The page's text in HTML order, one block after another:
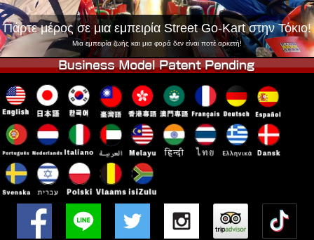
Τόκιο Σιμπούγια Annex Τόκιο Κόλπος
Τόκιο Ασακούσα Οσάκα
Οκινάουα
Πάρτε μέρος σε μια εμπειρία Street Go-Kart στην Τόκιο!
Μια εμπειρία ζωής και μια φορά δεν είναι ποτέ αρκετή!